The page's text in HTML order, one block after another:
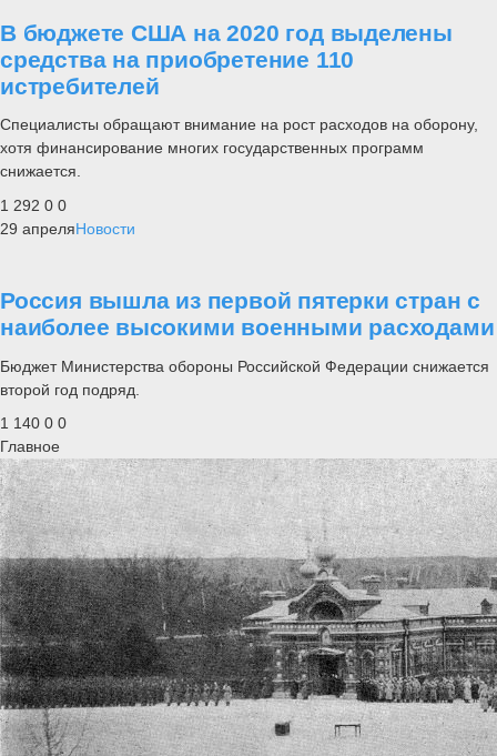
В бюджете США на 2020 год выделены
средства на приобретение 110
истребителей
Специалисты обращают внимание на рост расходов на оборону,
хотя финансирование многих государственных программ
снижается.
1 292 0 0
29 апреляНовости
Россия вышла из первой пятерки стран с
наиболее высокими военными расходами
Бюджет Министерства обороны Российской Федерации снижается
второй год подряд.
1 140 0 0
Главное